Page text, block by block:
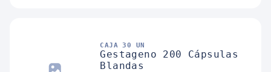
CAJA 30 UN
Gestageno 200 Cápsulas
Blandas